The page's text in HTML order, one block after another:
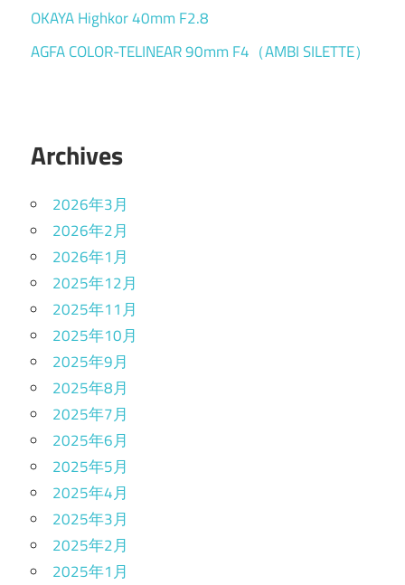
OKAYA Highkor 40mm F2.8
AGFA COLOR-TELINEAR 90mm F4（AMBI SILETTE）
Archives
2026年3月
2026年2月
2026年1月
2025年12月
2025年11月
2025年10月
2025年9月
2025年8月
2025年7月
2025年6月
2025年5月
2025年4月
2025年3月
2025年2月
2025年1月